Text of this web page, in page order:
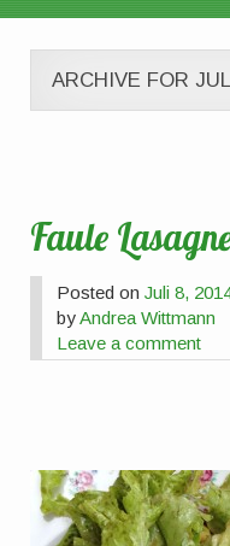
ARCHIVE FOR
Faule
Posted onJuli 8,
byAndrea Wittmann
Leave a comment